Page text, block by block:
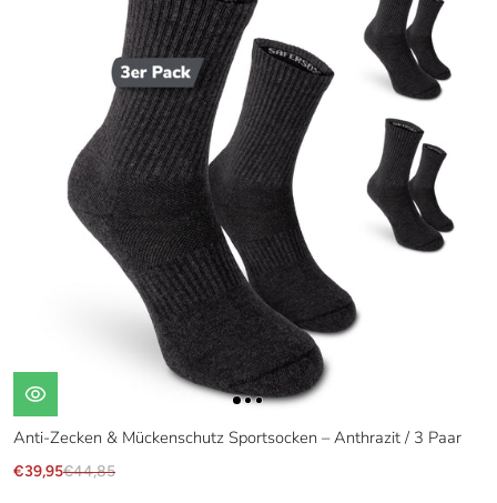
Anti-Zecken & Mückenschutz Sportsocken – Anthrazit / 3 Paar
€39,95€44,85